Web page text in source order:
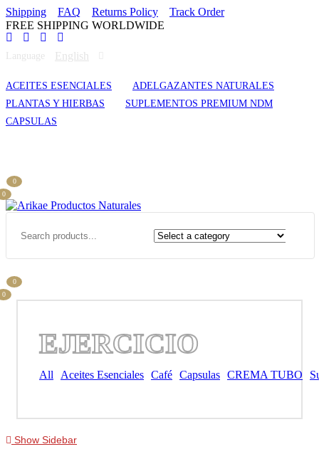
Shipping FAQ Returns Policy
Track Order
FREE SHIPPING WORLDWIDE
Language English
ACEITES ESENCIALES
ADELGAZANTES NATURALES
PLANTAS Y HIERBAS
SUPLEMENTOS PREMIUM NDM
CAPSULAS
0
0
0
0
EJERCICIO
All Aceites Esenciales Café Capsulas CREMA TUBO
Show Sidebar